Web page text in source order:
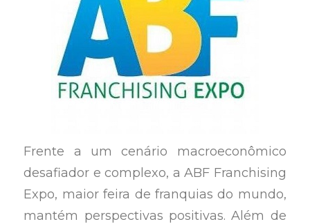
Frente a um cenário macroeconômico
desafiador e complexo, a ABF Franchising
Expo, maior feira de franquias do mundo,
mantém perspectivas positivas. Além de